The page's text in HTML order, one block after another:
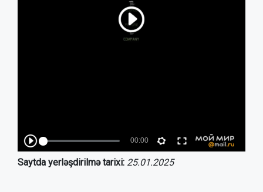
Saytda yerləşdirilmə tarixi: 25.01.2025